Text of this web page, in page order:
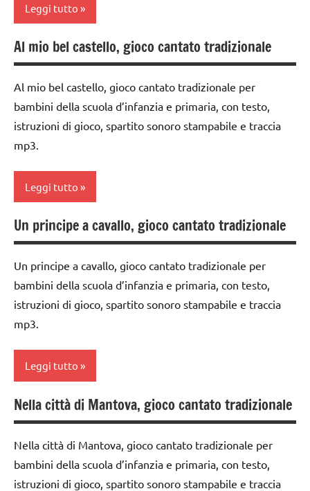
ARGOMENTI
PER ETA'
TUTTI GLI
ARTICOLI
3 ai
anni
DI
GRUPPO
e giochi
cantati
TUTTI GLI
PER ETA'
ARTICOLI
Leggi tutto
classe
1a
classe
2a
3 ai
6
anni
DI
GRUPPO
girotondi
e giochi
cantati
TUTTI GLI
ARGOMENTI
PER ETA'
ARTICOLI
Al mio bel castello, gioco cantato tradizionale
Al mio bel castello, gioco cantato tradizionale per
bambini della scuola d’infanzia e primaria, con testo,
istruzioni di gioco, spartito sonoro stampabile e traccia
mp3.
Leggi tutto
classe
1a
classe
2a
3 ai
6
anni
DI
GRUPPO
girotondi
e giochi
cantati
Un principe a cavallo, gioco cantato tradizionale
Un principe a cavallo, gioco cantato tradizionale per
bambini della scuola d’infanzia e primaria, con testo,
istruzioni di gioco, spartito sonoro stampabile e traccia
mp3.
Leggi tutto
classe
1a
classe
2a
Nella città di Mantova, gioco cantato tradizionale
Nella città di Mantova, gioco cantato tradizionale per
bambini della scuola d’infanzia e primaria, con testo,
istruzioni di gioco, spartito sonoro stampabile e traccia